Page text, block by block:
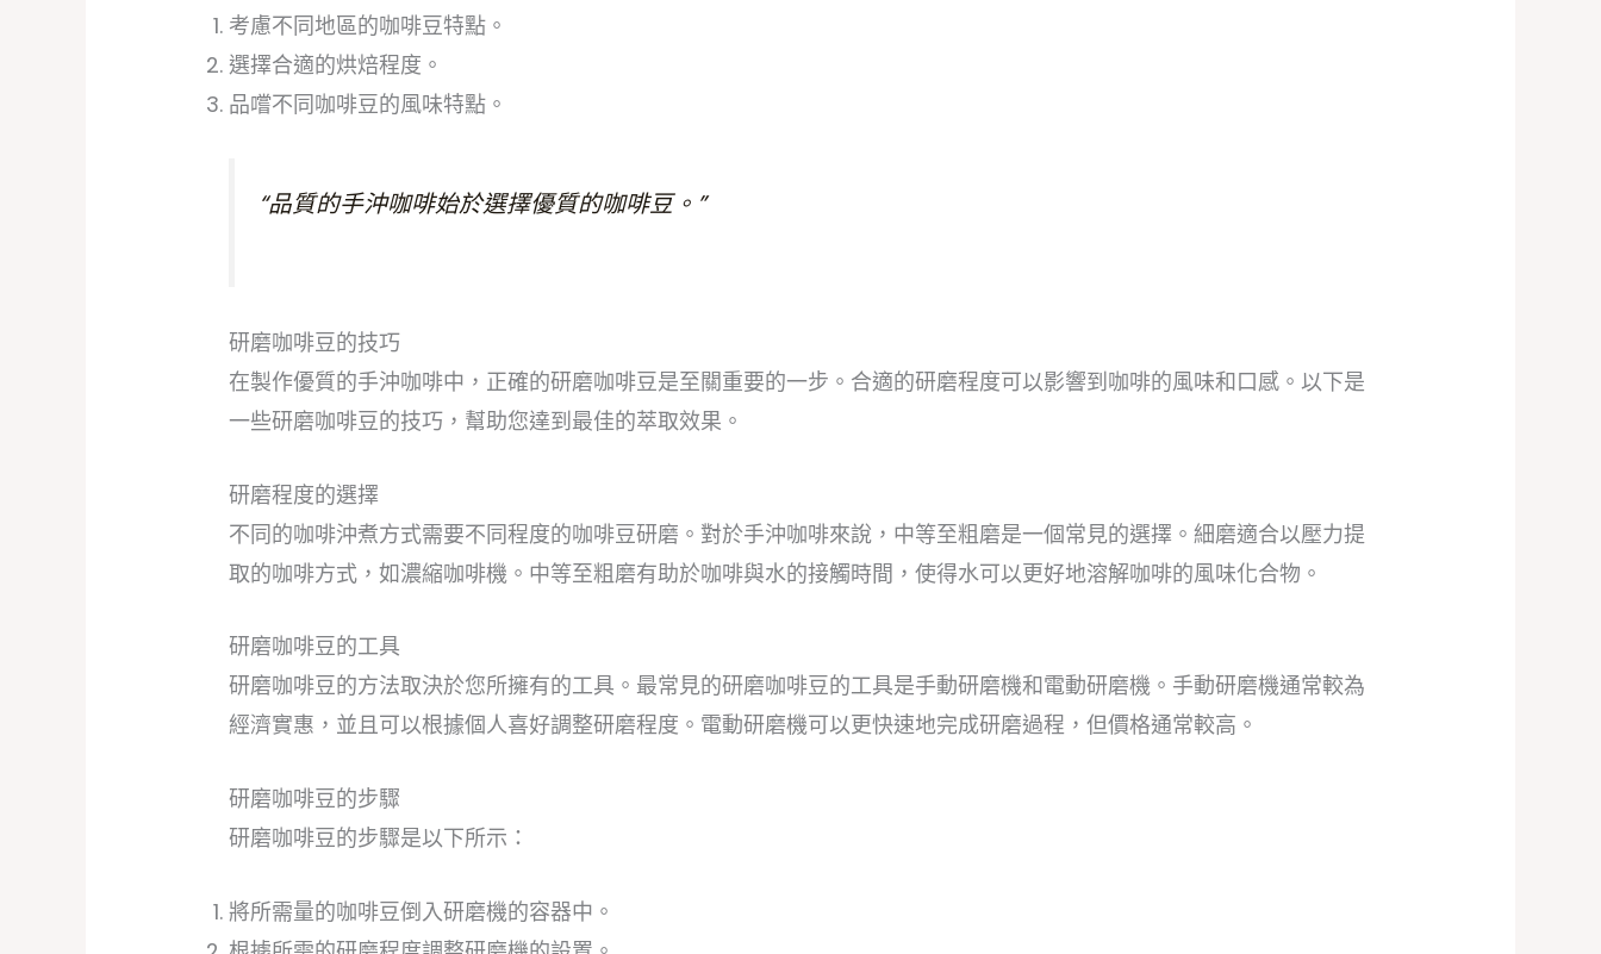
考慮不同地區的咖啡豆特點。
選擇合適的烘焙程度。
品嚐不同咖啡豆的風味特點。
“品質的手沖咖啡始於選擇優質的咖啡豆。”
研磨咖啡豆的技巧
在製作優質的手沖咖啡中，正確的研磨咖啡豆是至關重要的一步。合適的研磨程度可以影響到咖啡的風味和口感。以下是
一些研磨咖啡豆的技巧，幫助您達到最佳的萃取效果。
研磨程度的選擇
不同的咖啡沖煮方式需要不同程度的咖啡豆研磨。對於手沖咖啡來說，中等至粗磨是一個常見的選擇。細磨適合以壓力提
取的咖啡方式，如濃縮咖啡機。中等至粗磨有助於咖啡與水的接觸時間，使得水可以更好地溶解咖啡的風味化合物。
研磨咖啡豆的工具
研磨咖啡豆的方法取決於您所擁有的工具。最常見的研磨咖啡豆的工具是手動研磨機和電動研磨機。手動研磨機通常較為
經濟實惠，並且可以根據個人喜好調整研磨程度。電動研磨機可以更快速地完成研磨過程，但價格通常較高。
研磨咖啡豆的步驟
研磨咖啡豆的步驟是以下所示：
將所需量的咖啡豆倒入研磨機的容器中。